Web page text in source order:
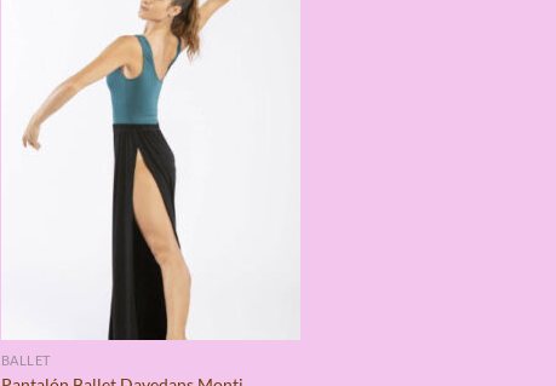
BALLET